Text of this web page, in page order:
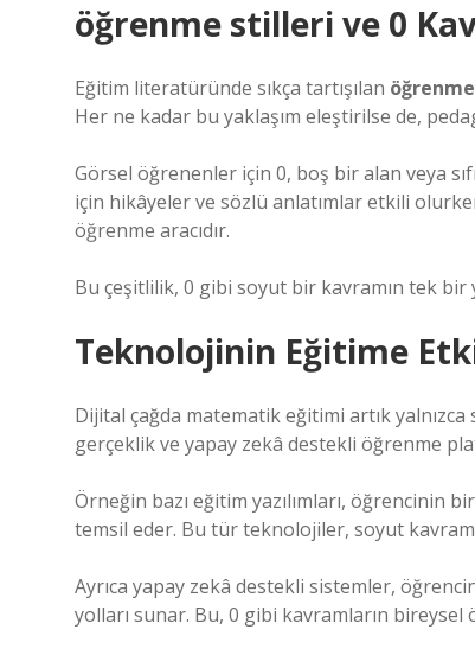
öğrenme stilleri ve 0
Eğitim literatüründe sıkça tartışılan
Her ne kadar bu yaklaşım eleştirilse de,
Görsel öğrenenler için 0, boş bir alan veya
için hikâyeler ve sözlü anlatımlar etkili
öğrenme aracıdır.
Bu çeşitlilik, 0 gibi soyut bir kavramın tek
Teknolojinin Eğitime
Dijital çağda matematik eğitimi artık yalnızca
gerçeklik ve yapay zekâ destekli öğrenme
Örneğin bazı eğitim yazılımları, öğrencinin
temsil eder. Bu tür teknolojiler, soyut
Ayrıca yapay zekâ destekli sistemler,
yolları sunar. Bu, 0 gibi kavramların bireysel